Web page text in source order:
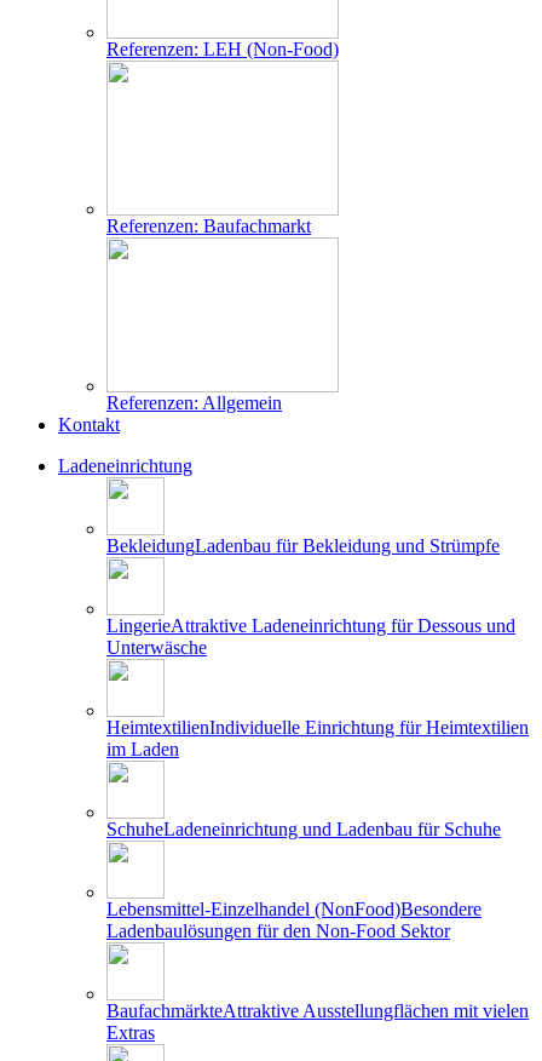
Referenzen: LEH (Non-Food)
Referenzen: Baufachmarkt
Referenzen: Allgemein
Kontakt
Ladeneinrichtung
BekleidungLadenbau für Bekleidung und Strümpfe
LingerieAttraktive Ladeneinrichtung für Dessous und
Unterwäsche
HeimtextilienIndividuelle Einrichtung für Heimtextilien
im Laden
SchuheLadeneinrichtung und Ladenbau für Schuhe
Lebensmittel-Einzelhandel (NonFood)Besondere
Ladenbaulösungen für den Non-Food Sektor
BaufachmärkteAttraktive Ausstellungflächen mit vielen
Extras